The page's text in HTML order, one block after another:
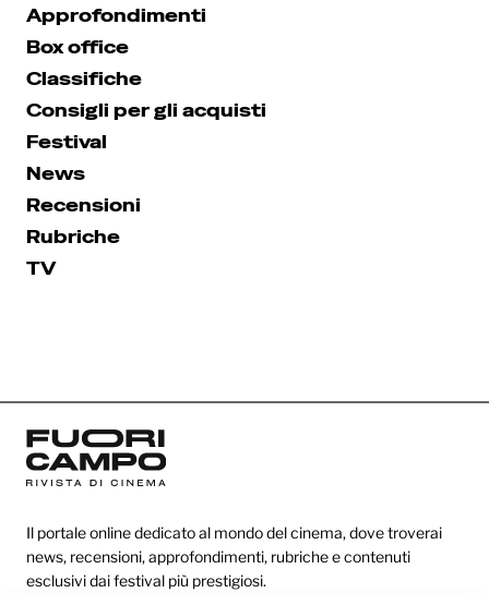
Approfondimenti
Box office
Classifiche
Consigli per gli acquisti
Festival
News
Recensioni
Rubriche
TV
Il portale online dedicato al mondo del cinema, dove troverai
news, recensioni, approfondimenti, rubriche e contenuti
esclusivi dai festival più prestigiosi.